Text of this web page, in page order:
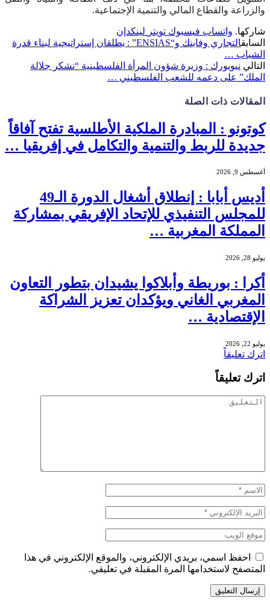
والزراعة والقطاع المالي والتنمية الإجتماعية.
شاركها. واتساب فيسبوك تويتر لينكدإن
السابق
التجاري وفابنك و“ENSIAS” : يطلقان إستراتيجية لبناء قدرة
الشباب …
التالي نيويورك : وزيرة شؤون المرأة الفلسطينية “نشكر جلالة
الملك” على دعمه للشعب الفلسطيني …
المقالات ذات الصلة
كوتونو : المبادرة الملكية الأطلسية تفتح آفاقاً
جديدة للربط والتنمية والتكامل في إفريقيا …
أغسطس 9, 2026
أديس أبابا : إنطلاق أشغال الدورة الـ49
للمجلس التنفيذي للإتحاد الإفريقي بمشاركة
المملكة المغربية …
يوليو 28, 2026
أكرا : بوريطة وأبلاكوا يشيدان بتطور التعاون
المغربي الغاني ويؤكدان تعزيز الشراكة
الإقتصادية …
يوليو 22, 2026
اترك تعليقاً
اترك تعليقاً
احفظ اسمي، بريدي الإلكتروني، والموقع الإلكتروني في هذا
المتصفح لاستخدامها المرة المقبلة في تعليقي.